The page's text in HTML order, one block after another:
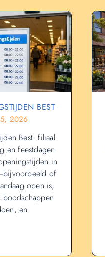
BEST
2026
Best: filiaal
en feestdagen
in
of
open is,
en